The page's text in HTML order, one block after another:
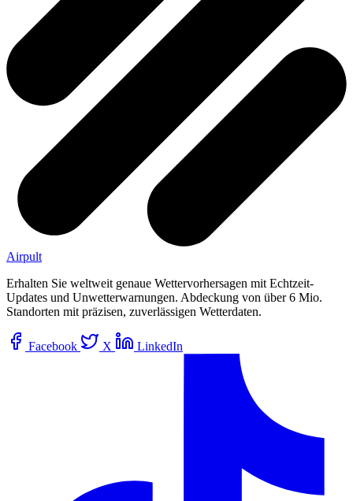
Airpult
Erhalten Sie weltweit genaue Wettervorhersagen mit Echtzeit-
Updates und Unwetterwarnungen. Abdeckung von über 6 Mio.
Standorten mit präzisen, zuverlässigen Wetterdaten.
Facebook X LinkedIn